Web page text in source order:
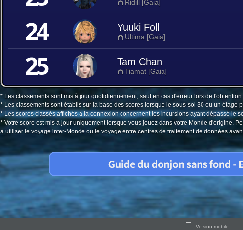
Ridill [Gaia]
24 Yuuki Foll
Ultima [Gaia]
25 Tam Chan
Tiamat [Gaia]
* Les classements sont mis à jour quotidiennement, sauf en cas d'erreur lors de
* Les classements sont établis sur la base des scores lorsque le sous-sol 30 ou un étage
* Les scores classés affichés à la connexion concernent les incursions ayant dépassé le
* Votre score est mis à jour uniquement lorsque vous jouez dans votre Monde d'origine.
à utiliser le voyage inter-Monde ou le voyage entre centres de traitement de données
Version mobile